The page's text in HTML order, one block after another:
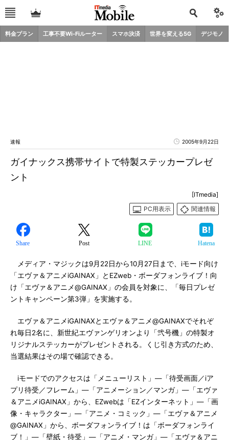
料金プラン 工事不要Wi-Fiルーター スマホ決済 世界を変える5G デジモノ
速報 2005年9月22日
ガイナックス携帯サイトで特製ステッカープレゼ
ント
[ITmedia]
PC用表示
関連情報
Share Post LINE Hatena
メディア・マジックは9月22日から10月27日まで、iモード向け
「エヴァ＆アニメiGAINAX」とEZweb・ボーダフォンライブ！向
け「エヴァ＆アニメ@GAINAX」の会員を対象に、「毎日プレゼ
ントキャンペーン第3弾」を実施する。
エヴァ＆アニメiGAINAXとエヴァ＆アニメ@GAINAXでそれぞ
れ毎日2名に、新世紀エヴァンゲリオンより「弐号機」の特製オ
リジナルステッカーがプレゼントされる。くじ引き方式のため、
当選結果はその場で確認できる。
iモードでのアクセスは「メニューリスト」―「待受画面／iア
プリ待受／フレーム」―「アニメーション／マンガ」―「エヴァ
＆アニメiGAINAX」から、EZwebは「EZインターネット」―「画
像・キャラクター」―「アニメ・コミック」―「エヴァ＆アニメ
@GAINAX」から、ボーダフォンライブ！は「ボーダフォンライ
ブ！」―「壁紙・待受」―「アニメ・マンガ」―「エヴァ＆アニ